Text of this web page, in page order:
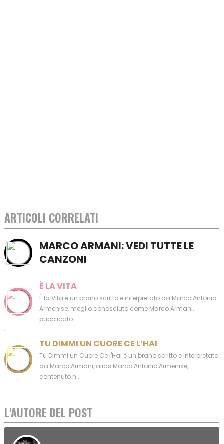
ARTICOLI CORRELATI
MARCO ARMANI: VEDI TUTTE LE
CANZONI
È LA VITA
È la Vita è un brano scritto e interpretato da Marco Antonio
Armenise, meglio conosciuto come Marco Armani,
pubblicato...
TU DIMMI UN CUORE CE L’HAI
Tu Dimmi un Cuore Ce l'Hai è un brano scritto e interpretato
da Marco Armani, alias Marco Antonio Armenise,
contenuto n...
L'AUTORE DEL POST